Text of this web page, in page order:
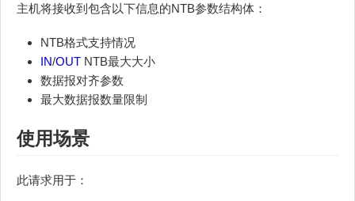
主机将接收到包含以下信息的NTB参数结构体：
NTB格式支持情况
IN/OUT NTB最大大小
数据报对齐参数
最大数据报数量限制
使用场景
此请求用于：